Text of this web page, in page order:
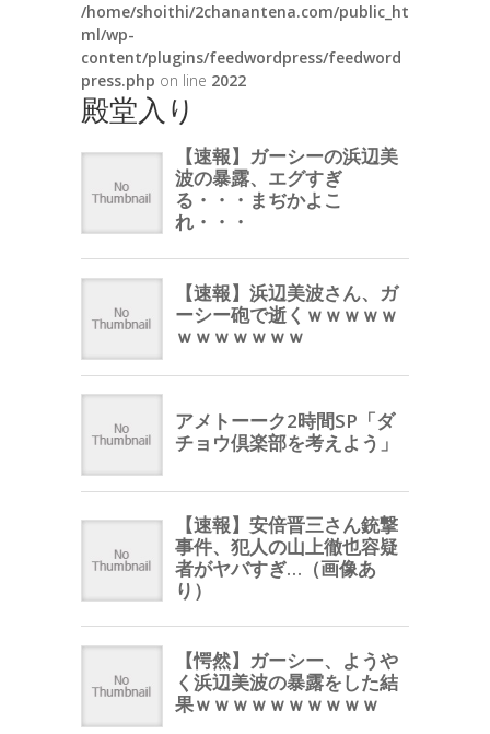
/home/shoithi/2chanantena.com/public_ht
ml/wp-
content/plugins/feedwordpress/feedword
press.php on line 2022
殿堂入り